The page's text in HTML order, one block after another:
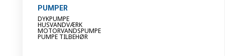
PUMPER
DYKPUMPE
HUSVANDVÆRK
MOTORVANDSPUMPE
PUMPE TILBEHØR